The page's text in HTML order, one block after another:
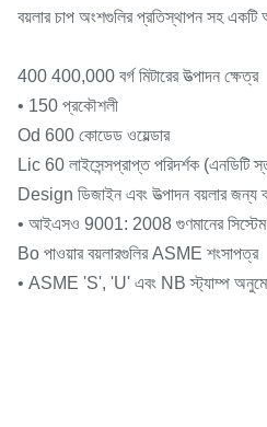
বয়লার চাপ অংশগুলির প্রতিস্থাপন সহ একটি
400 400,000 বর্গ মিটারের উত্পাদন ক্ষেত্র
• 150 প্রকৌশলী
Od 600 কোডেড ওয়েল্ডার
Lic 60 লাইসেন্সপ্রাপ্ত পরিদর্শক (এনডিটি
Design ডিজাইন এবং উত্পাদন বয়লার জন্য
• আইএসও 9001: 2008 গুণমানের সিস্টেম
Bo পাওয়ার বয়লারগুলির ASME শংসাপত্র
• ASME 'S', 'U' এবং NB স্ট্যাম্প